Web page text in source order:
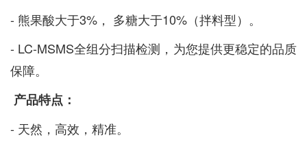
- 熊果酸大于3%， 多糖大于10%（拌料型）。
- LC-MSMS全组分扫描检测，为您提供更稳定的品质
保障。
产品特点：
- 天然，高效，精准。